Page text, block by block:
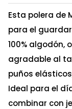
Esta polera de
para el
100% algodón,
agradable al
puños
Ideal para el
combinar con